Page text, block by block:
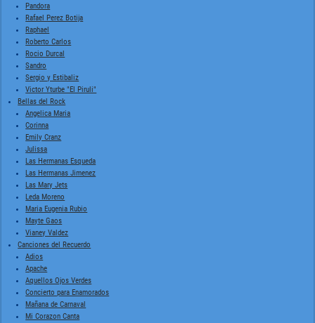
Pandora
Rafael Perez Botija
Raphael
Roberto Carlos
Rocio Durcal
Sandro
Sergio y Estibaliz
Victor Yturbe "El Piruli"
Bellas del Rock
Angelica Maria
Corinna
Emily Cranz
Julissa
Las Hermanas Esqueda
Las Hermanas Jimenez
Las Mary Jets
Leda Moreno
Maria Eugenia Rubio
Mayte Gaos
Vianey Valdez
Canciones del Recuerdo
Adios
Apache
Aquellos Ojos Verdes
Concierto para Enamorados
Mañana de Carnaval
Mi Corazon Canta